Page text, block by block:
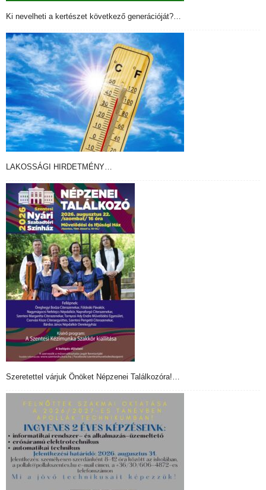
Ki nevelheti a kertészet következő generációját?…
LAKOSSÁGI HIRDETMÉNY…
Szeretettel várjuk Önöket Népzenei Találkozóra!…